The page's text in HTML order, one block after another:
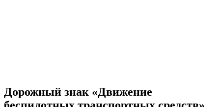
Дорожный знак «Движение